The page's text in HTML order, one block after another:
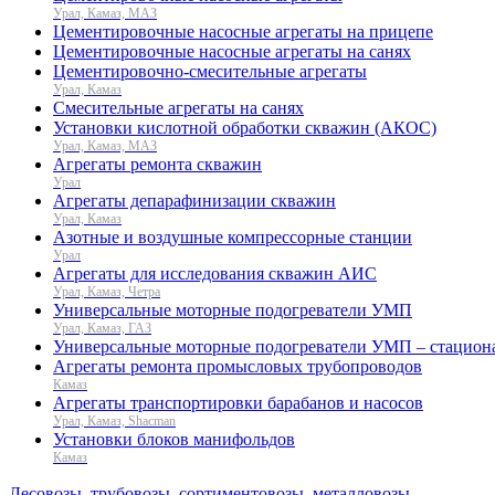
Урал, Камаз, МАЗ
Цементировочные насосные агрегаты на прицепе
Цементировочные насосные агрегаты на санях
Цементировочно-смесительные агрегаты
Урал, Камаз
Смесительные агрегаты на санях
Установки кислотной обработки скважин (АКОС)
Урал, Камаз, МАЗ
Агрегаты ремонта скважин
Урал
Агрегаты депарафинизации скважин
Урал, Камаз
Азотные и воздушные компрессорные станции
Урал
Агрегаты для исследования скважин АИС
Урал, Камаз, Четра
Универсальные моторные подогреватели УМП
Урал, Камаз, ГАЗ
Универсальные моторные подогреватели УМП –
Агрегаты ремонта промысловых трубопроводов
Камаз
Агрегаты транспортировки барабанов и насосов
Урал, Камаз, Shacman
Установки блоков манифольдов
Камаз